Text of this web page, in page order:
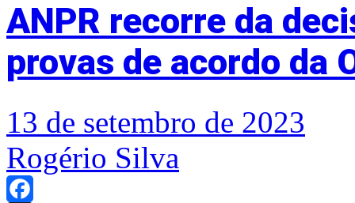
ANPR recorre da
provas de acordo da
13 de setembro de 2023
Rogério Silva